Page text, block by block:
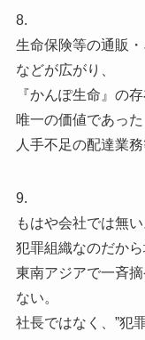
8.
生命保険等の通販
などが広がり、
『かんぽ生命』の
唯一の価値であっ
人手不足の配達業
9.
もはや会社では無い
犯罪組織なのだか
東南アジアで一斉
ない。
社長ではなく、”犯